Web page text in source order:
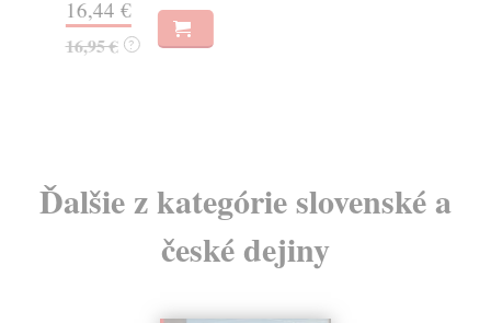
16,44 €
16,95 € ?
Ďalšie z kategórie slovenské a
české dejiny